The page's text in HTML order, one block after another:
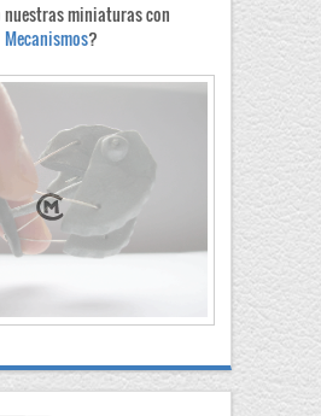
nuestras miniaturas con
Mecanismos?